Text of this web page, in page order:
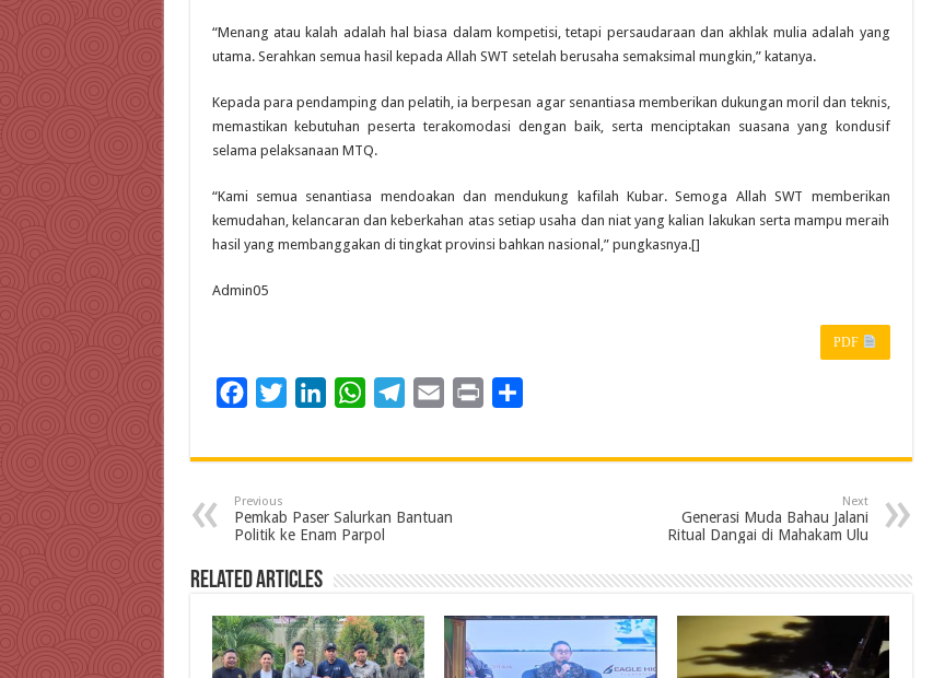
“Menang atau kalah adalah hal biasa dalam kompetisi, tetapi persaudaraan dan akhlak mulia adalah yang
utama. Serahkan semua hasil kepada Allah SWT setelah berusaha semaksimal mungkin,” katanya.
Kepada para pendamping dan pelatih, ia berpesan agar senantiasa memberikan dukungan moril dan teknis,
memastikan kebutuhan peserta terakomodasi dengan baik, serta menciptakan suasana yang kondusif
selama pelaksanaan MTQ.
“Kami semua senantiasa mendoakan dan mendukung kafilah Kubar. Semoga Allah SWT memberikan
kemudahan, kelancaran dan keberkahan atas setiap usaha dan niat yang kalian lakukan serta mampu meraih
hasil yang membanggakan di tingkat provinsi bahkan nasional,” pungkasnya.[]
Admin05
PDF
c
b
o
o
i
t
e
r
n
e
d
W
a
s
A
p
l
g
a
a
l
i
a
Previous
Pemkab Paser Salurkan Bantuan
Politik ke Enam Parpol
Next
Generasi Muda Bahau Jalani
Ritual Dangai di Mahakam Ulu
Related Articles